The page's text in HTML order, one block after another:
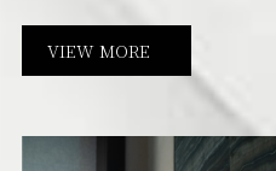
VIEW MORE